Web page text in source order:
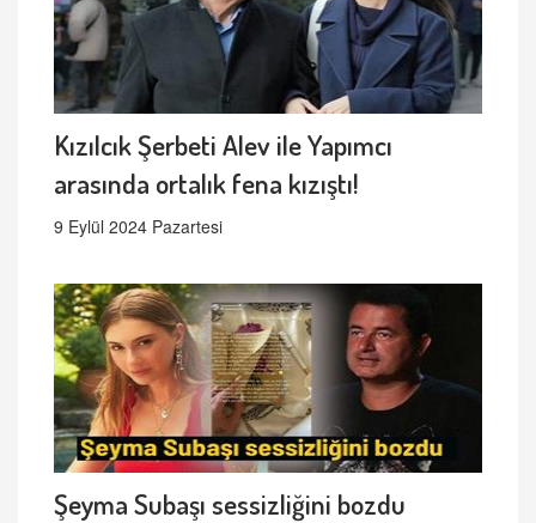
Kızılcık Şerbeti Alev ile Yapımcı
arasında ortalık fena kızıştı!
9 Eylül 2024 Pazartesi
Şeyma Subaşı sessizliğini bozdu